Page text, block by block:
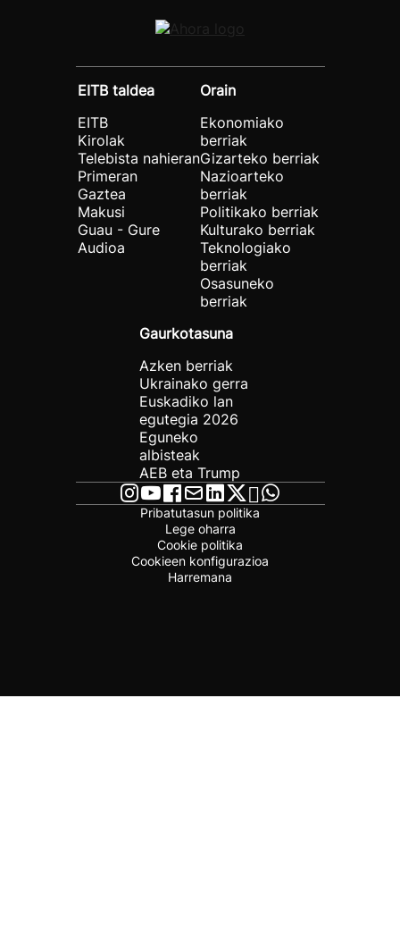
EITB taldea
EITB
Kirolak
Telebista nahieran
Primeran
Gaztea
Makusi
Guau - Gure
Audioa
Orain
Ekonomiako
berriak
Gizarteko berriak
Nazioarteko
berriak
Politikako berriak
Kulturako berriak
Teknologiako
berriak
Osasuneko
berriak
Gaurkotasuna
Azken berriak
Ukrainako gerra
Euskadiko lan
egutegia 2026
Eguneko
albisteak
AEB eta Trump
Pribatutasun politika
Lege oharra
Cookie politika
Cookieen konfigurazioa
Harremana